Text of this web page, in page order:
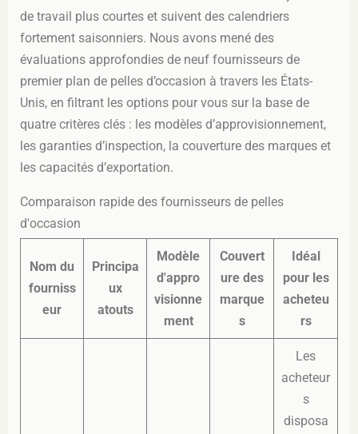
de travail plus courtes et suivent des calendriers
fortement saisonniers. Nous avons mené des
évaluations approfondies de neuf fournisseurs de
premier plan de pelles d’occasion à travers les États-
Unis, en filtrant les options pour vous sur la base de
quatre critères clés : les modèles d’approvisionnement,
les garanties d’inspection, la couverture des marques et
les capacités d’exportation.
Comparaison rapide des fournisseurs de pelles
d'occasion
Nom du
fourniss
eur
Principa
ux
atouts
Modèle
d'appro
visionne
ment
Couvert
ure des
marque
s
Idéal
pour les
acheteu
rs
Les
acheteur
s
disposa